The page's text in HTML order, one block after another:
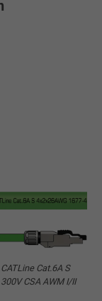
Cat.6A S
CSA AWM I/II